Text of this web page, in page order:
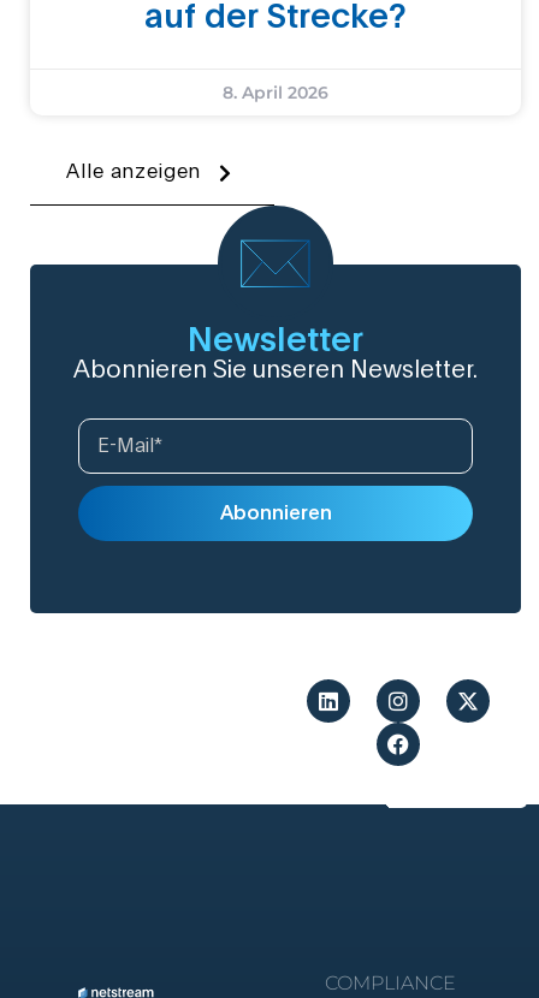
auf der Strecke?
8. April 2026
Alle anzeigen
Newsletter
Abonnieren Sie unseren Newsletter.
COMPLIANCE